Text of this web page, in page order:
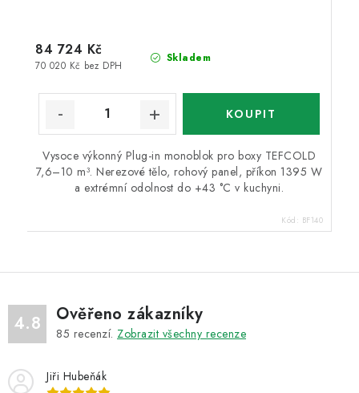
Skladem
70 020 Kč bez DPH
84 724 Kč
Vysoce výkonný Plug-in monoblok pro boxy TEFCOLD
7,6–10 m³. Nerezové tělo, rohový panel, příkon 1395 W
a extrémní odolnost do +43 °C v kuchyni.
Kód: BF140
4.8 Ověřeno zákazníky
85 recenzí. Zobrazit všechny recenze
Jiři Hubeňák